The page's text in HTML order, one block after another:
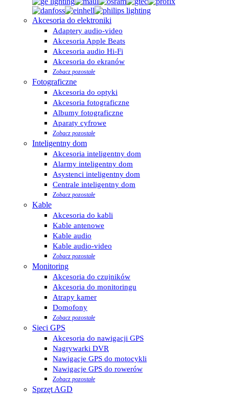
Akcesoria do elektroniki
Adaptery audio-video
Akcesoria Apple Beats
Akcesoria audio Hi-Fi
Akcesoria do ekranów
Zobacz pozostałe
Fotograficzne
Akcesoria do optyki
Akcesoria fotograficzne
Albumy fotograficzne
Aparaty cyfrowe
Zobacz pozostałe
Inteligentny dom
Akcesoria inteligentny dom
Alarmy inteligentny dom
Asystenci inteligentny dom
Centrale inteligentny dom
Zobacz pozostałe
Kable
Akcesoria do kabli
Kable antenowe
Kable audio
Kable audio-video
Zobacz pozostałe
Monitoring
Akcesoria do czujników
Akcesoria do monitoringu
Atrapy kamer
Domofony
Zobacz pozostałe
Sieci GPS
Akcesoria do nawigacji GPS
Nagrywarki DVR
Nawigacje GPS do motocykli
Nawigacje GPS do rowerów
Zobacz pozostałe
Sprzęt AGD